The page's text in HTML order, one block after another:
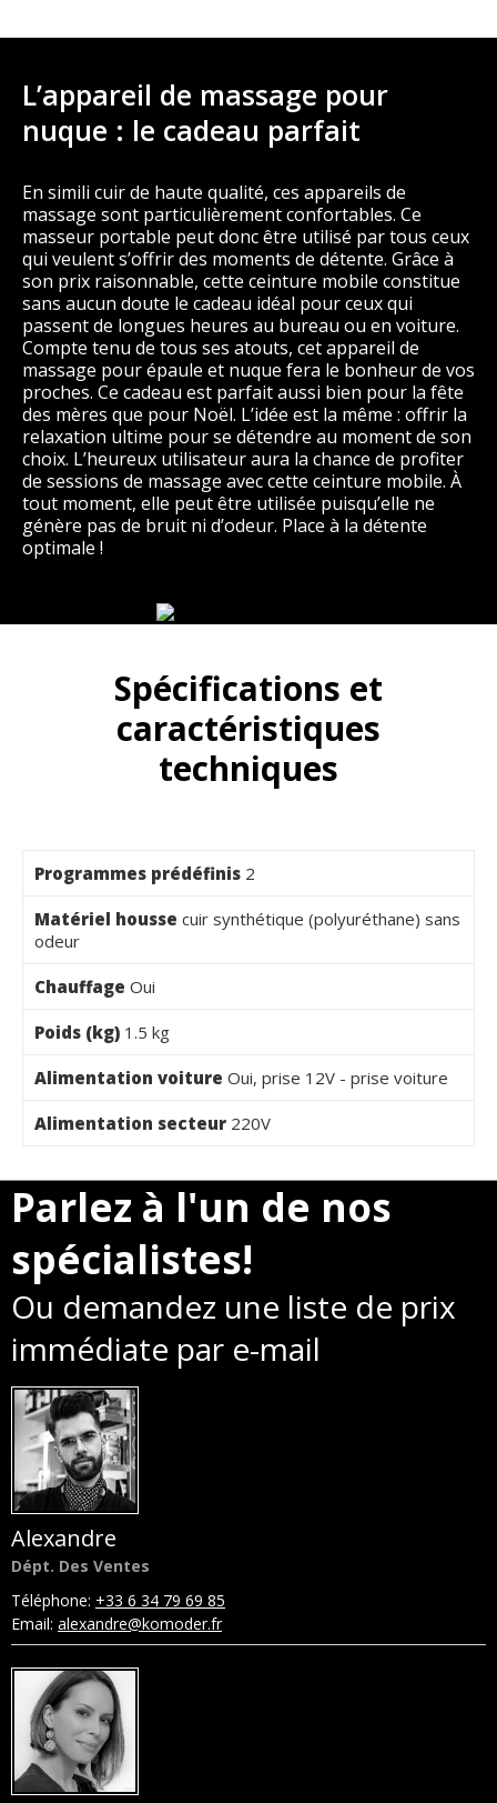
L’appareil de massage pour
nuque : le cadeau parfait
En simili cuir de haute qualité, ces appareils de
massage sont particulièrement confortables. Ce
masseur portable peut donc être utilisé par tous ceux
qui veulent s’offrir des moments de détente. Grâce à
son prix raisonnable, cette ceinture mobile constitue
sans aucun doute le cadeau idéal pour ceux qui
passent de longues heures au bureau ou en voiture.
Compte tenu de tous ses atouts, cet appareil de
massage pour épaule et nuque fera le bonheur de vos
proches. Ce cadeau est parfait aussi bien pour la fête
des mères que pour Noël. L’idée est la même : offrir la
relaxation ultime pour se détendre au moment de son
choix. L’heureux utilisateur aura la chance de profiter
de sessions de massage avec cette ceinture mobile. À
tout moment, elle peut être utilisée puisqu’elle ne
génère pas de bruit ni d’odeur. Place à la détente
optimale !
Spécifications et
caractéristiques
techniques
Programmes prédéfinis 2
Matériel housse cuir synthétique (polyuréthane) sans
odeur
Chauffage Oui
Poids (kg) 1.5 kg
Alimentation voiture Oui, prise 12V - prise voiture
Alimentation secteur 220V
Parlez à l'un de nos
spécialistes!
Ou demandez une liste de prix
immédiate par e-mail
Alexandre
Dépt. Des Ventes
Téléphone: +33 6 34 79 69 85
Email: alexandre@komoder.fr